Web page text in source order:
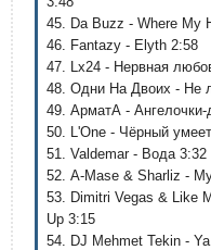
45. Da Buzz - Where My
46. Fantazy - Elyth 2:58
47. Lx24 - Нервная
48. Одни На Двоих - Не
49. АрматА - Ангелочки-
50. L'One - Чёрный
51. Valdemar - Вода 3:32
52. A-Mase & Sharliz -
53. Dimitri Vegas & Like
Up 3:15
54. DJ Mehmet Tekin -